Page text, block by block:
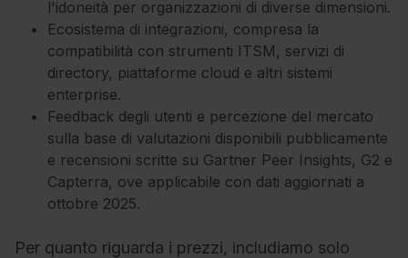
l'idoneità per organizzazioni di diverse dimensioni.
Ecosistema di integrazioni, compresa la
compatibilità con strumenti ITSM, servizi di
directory, piattaforme cloud e altri sistemi
enterprise.
Feedback degli utenti e percezione del mercato
sulla base di valutazioni disponibili pubblicamente
e recensioni scritte su Gartner Peer Insights, G2 e
Capterra, ove applicabile con dati aggiornati a
ottobre 2025.
Per quanto riguarda i prezzi, includiamo solo